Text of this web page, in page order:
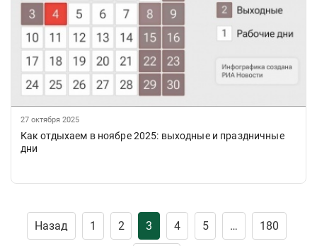
27 октября 2025
Как отдыхаем в ноябре 2025: выходные и праздничные
дни
Пагинация
записей
Назад 1 2 3 4 5 … 180